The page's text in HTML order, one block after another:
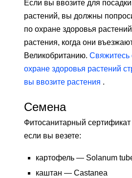
Если вы ввозите для
растений, вы должны
по охране здоровья
растения, когда они
Великобританию. Свяжитесь
охране здоровья растений
вы ввозите растения .
Семена
Фитосанитарный сертификат
если вы везете:
картофель — Solanum
каштан — Castanea